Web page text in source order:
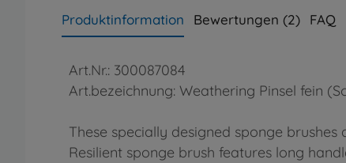
Produktinformation Bewertungen (2) FAQ
Art.Nr.: 300087084
Art.bezeichnung: Weathering Pinsel fein
These specially designed sponge
Resilient sponge brush features long